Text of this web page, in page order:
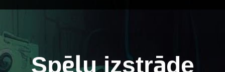
Spēļu izstrāde